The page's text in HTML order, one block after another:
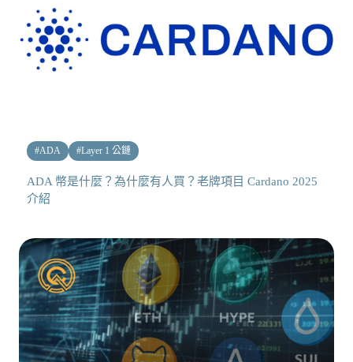
#ADA #Layer 1 公鏈
ADA 幣是什麼？為什麼有人買？老牌項目 Cardano 2025
介紹